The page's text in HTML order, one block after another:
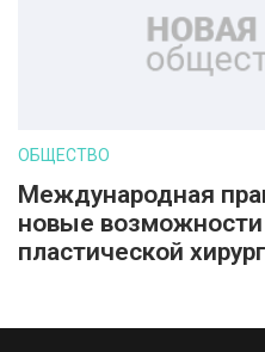
ОБЩЕСТВО
Международная
новые возможности
пластической